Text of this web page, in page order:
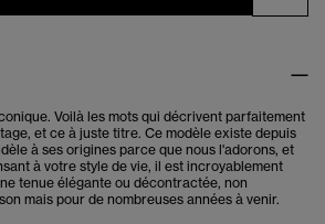
Voilà les mots qui décrivent parfaitement
et ce à juste titre. Ce modèle existe depuis
à ses origines parce que nous l'adorons, et
à votre style de vie, il est incroyablement
tenue élégante ou décontractée, non
mais pour de nombreuses années à venir.